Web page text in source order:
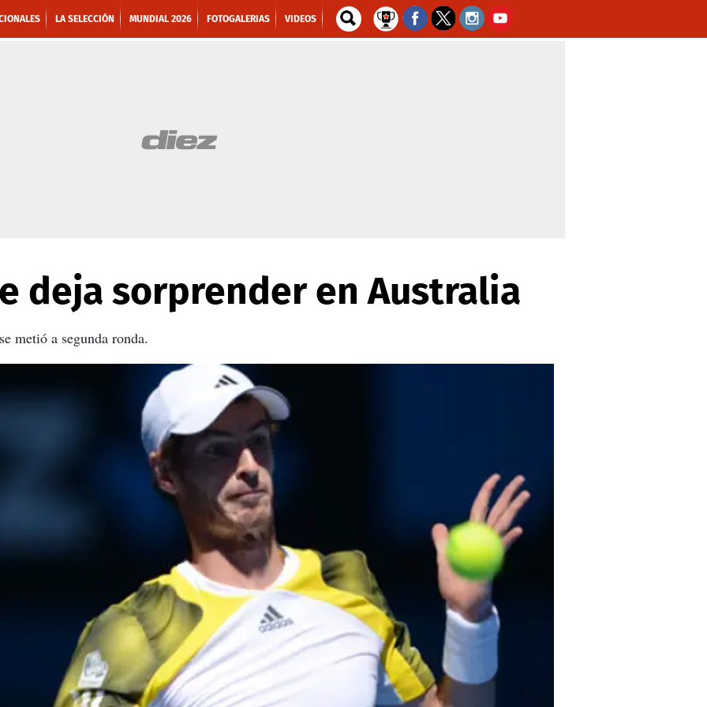
LA SELECCIÓN MUNDIAL 2026 FOTOGALERIAS VIDEOS
deja sorprender en Australia
metió a segunda ronda.